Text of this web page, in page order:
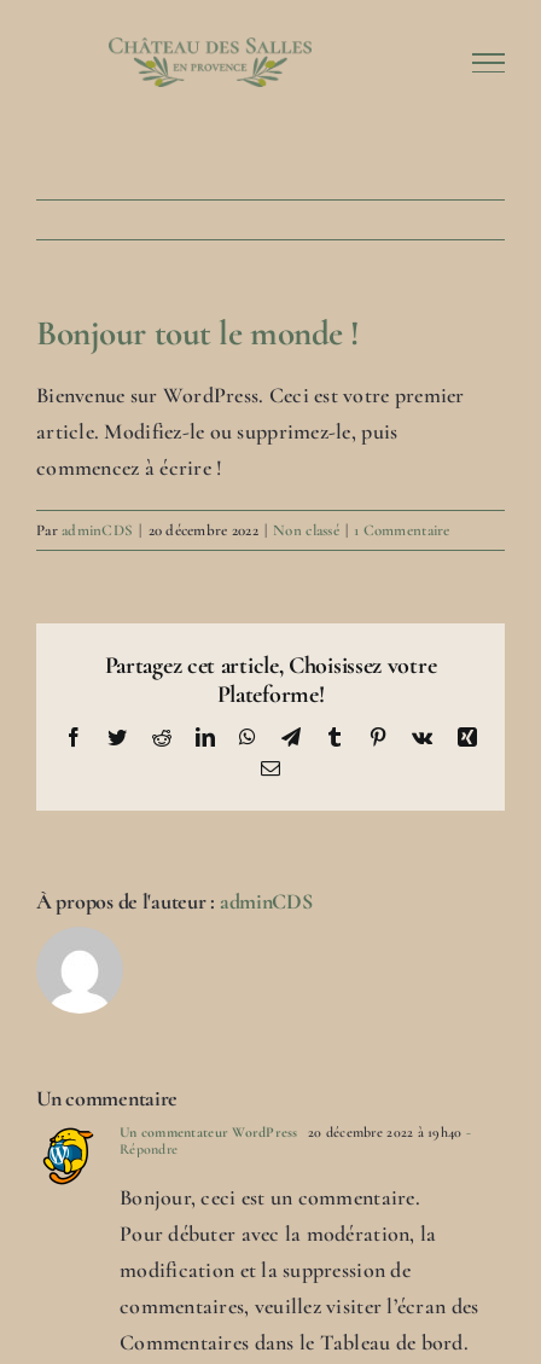
Bonjour tout le monde !
Bienvenue sur WordPress. Ceci est votre premier
article. Modifiez-le ou supprimez-le, puis
commencez à écrire !
ParadminCDS | 20 décembre 2022 | Non classé | 1 Commentaire
Partagez cet article, Choisissez votre
Plateforme!
Facebook
TwitterRedditLinkedInWhatsApp
TelegramTumblr Pinterest
Vk
Xing
Email
À propos de l'auteur : adminCDS
Un commentaire
Un commentateur WordPress 20 décembre 2022 à 19h40 -
Répondre
Bonjour, ceci est un commentaire.
Pour débuter avec la modération, la
modification et la suppression de
commentaires, veuillez visiter l’écran des
Commentaires dans le Tableau de bord.